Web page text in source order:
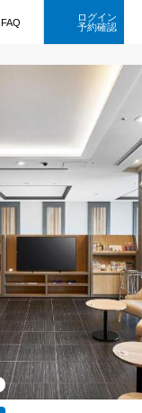
FAQ
ログイン
予約確認